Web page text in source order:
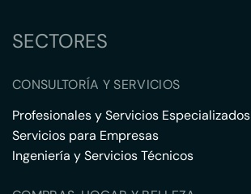
SECTORES
CONSULTORÍA Y SERVICIOS
Profesionales y Servicios Especializados
Servicios para Empresas
Ingeniería y Servicios Técnicos